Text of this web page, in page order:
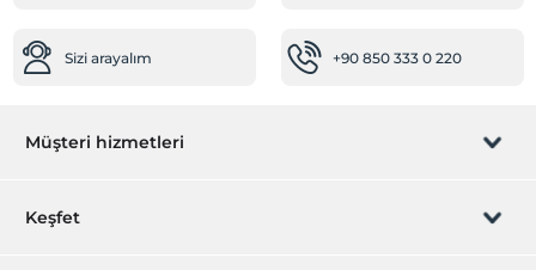
Sizi arayalım +90 850 333 0 220
Müşteri hizmetleri
Rezervasyon yönet
Keşfet